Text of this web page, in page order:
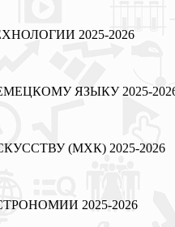
2025-2026
ЯЗЫКУ 2025-
(МХК) 2025-2026
2025-2026